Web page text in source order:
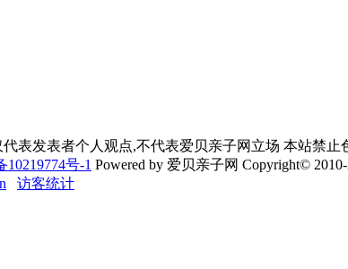
表发表者个人观点,不代表爱贝亲子网立场 本站禁
10219774号-1 Powered by 爱贝亲子网 Copyright©
访客统计